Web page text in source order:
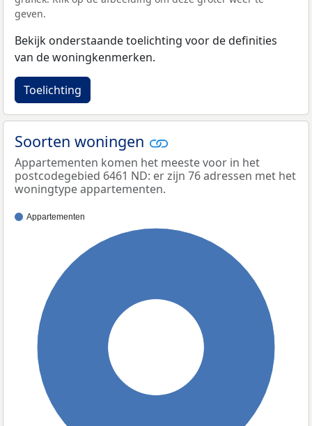
geven.
Bekijk onderstaande toelichting voor de definities
van de woningkenmerken.
Toelichting
Soorten woningen
Appartementen komen het meeste voor in het
postcodegebied 6461 ND: er zijn 76 adressen met het
woningtype appartementen.
Appartementen